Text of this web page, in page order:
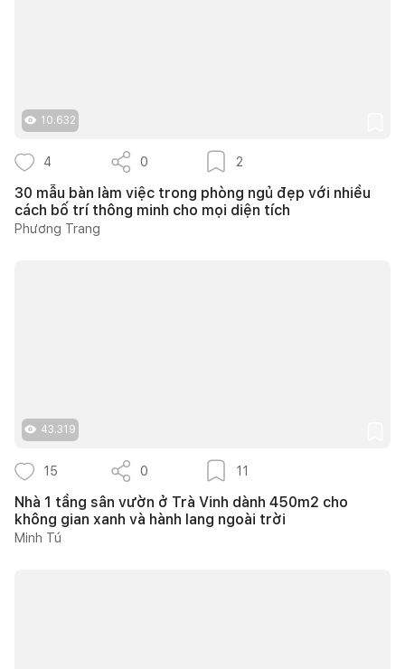
10.632
4 0 2
30 mẫu bàn làm việc trong phòng ngủ đẹp với nhiều
cách bố trí thông minh cho mọi diện tích
Phương Trang
43.319
15 0 11
Nhà 1 tầng sân vườn ở Trà Vinh dành 450m2 cho
không gian xanh và hành lang ngoài trời
Minh Tú